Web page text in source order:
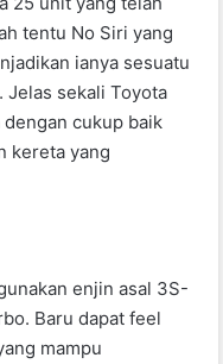
tentu No Siri yang
ianya sesuatu
sekali Toyota
cukup baik
kereta yang
enjin asal 3S-
Baru dapat feel
mampu